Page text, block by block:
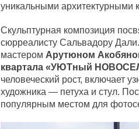
уникальными архитектурными
Скульптурная композиция
сюрреалисту Сальвадору
мастером Арутюном
квартала «УЮТный
человеческий рост, включает
художника — петуха и стул.
популярным местом для